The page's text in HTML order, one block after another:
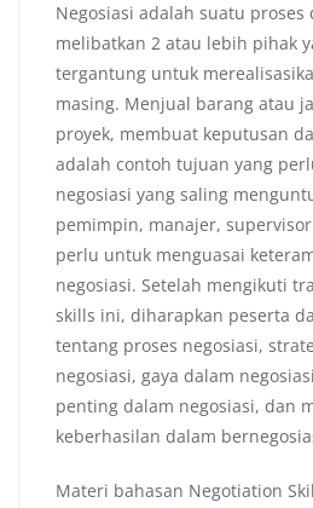
Negosiasi adalah suatu proses
melibatkan 2 atau lebih pihak
tergantung untuk
masing. Menjual barang atau
proyek, membuat keputusan
adalah contoh tujuan yang
negosiasi yang saling
pemimpin, manajer,
perlu untuk menguasai
negosiasi. Setelah mengikuti
skills ini, diharapkan peserta
tentang proses negosiasi,
negosiasi, gaya dalam
penting dalam negosiasi, dan
keberhasilan dalam
Materi bahasan Negotiation